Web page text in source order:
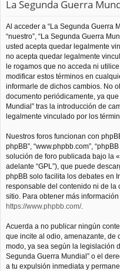
La Segunda Guerra
Al acceder a “La Segunda Guerra
“nuestro”, “La Segunda Guerra
usted acepta quedar legalmente
no acepta quedar legalmente
le rogamos que no acceda ni
modificar estos términos en
informarle de dichos cambios. No
documento periódicamente, ya
Mundial” tras la introducción de
legalmente vinculado por los
Nuestros foros funcionan con
phpBB”, “www.phpbb.com”,
solución de foro publicada bajo la «
adelante “GPL”), que puede
phpBB solo facilita los debates en
responsable del contenido ni de la
sitio. Para obtener más
https://www.phpbb.com/.
Acuerda a no publicar ningún
que incite al odio, amenazante, de
modo, ya sea según la legislación
Segunda Guerra Mundial” o el
a tu expulsión inmediata y